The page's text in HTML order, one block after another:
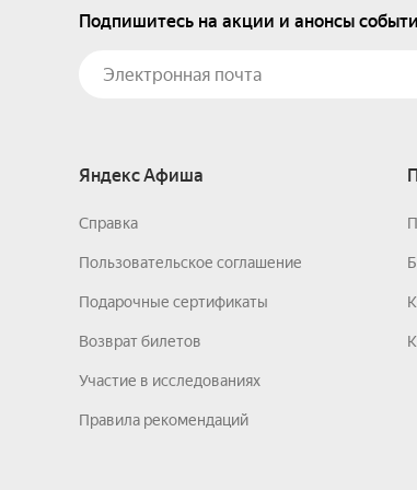
Подпишитесь на акции и анонсы
Яндекс Афиша
Справка
Пользовательское соглашение
Подарочные сертификаты
Возврат билетов
Участие в исследованиях
Правила рекомендаций